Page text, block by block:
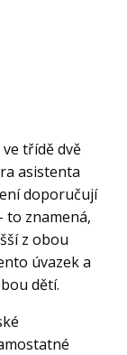
třídě dvě
asistenta
doporučují
to znamená,
z obou
úvazek a
dětí.